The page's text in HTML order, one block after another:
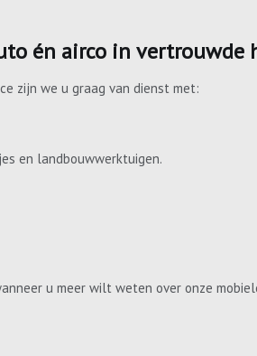
én airco in vertrouwde
zijn we u graag van dienst met:
en landbouwwerktuigen.
u meer wilt weten over onze